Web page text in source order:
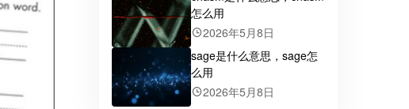
怎么用
2026年5月8日
sage是什么意思，sage怎
么用
2026年5月8日